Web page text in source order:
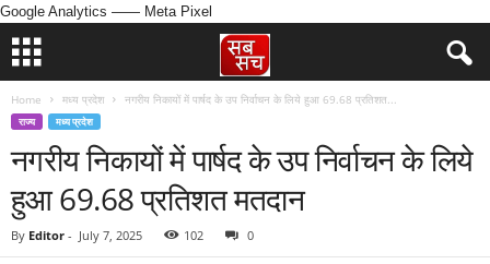
Google Analytics —— Meta Pixel
Home मध्य प्रदेश नगरीय निकायों में पार्षद के उप निर्वाचन के लिये हुआ 69.68 प्रतिशत...
राज्य मध्य प्रदेश
नगरीय निकायों में पार्षद के उप निर्वाचन के लिये
हुआ 69.68 प्रतिशत मतदान
By Editor - July 7, 2025 102 0